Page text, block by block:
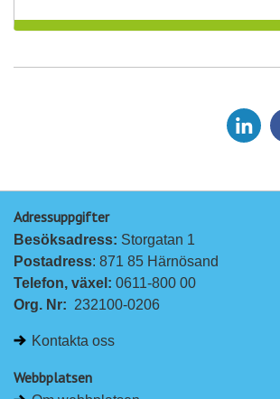
e
Adressuppgifter
Besöksadress: Storgatan 1
Postadress: 871 85 Härnösand
Telefon, växel: 0611-800 00
Org. Nr: 232100-0206
Kontakta oss
Webbplatsen